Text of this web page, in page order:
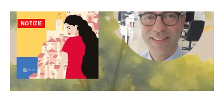
NOTIZIE